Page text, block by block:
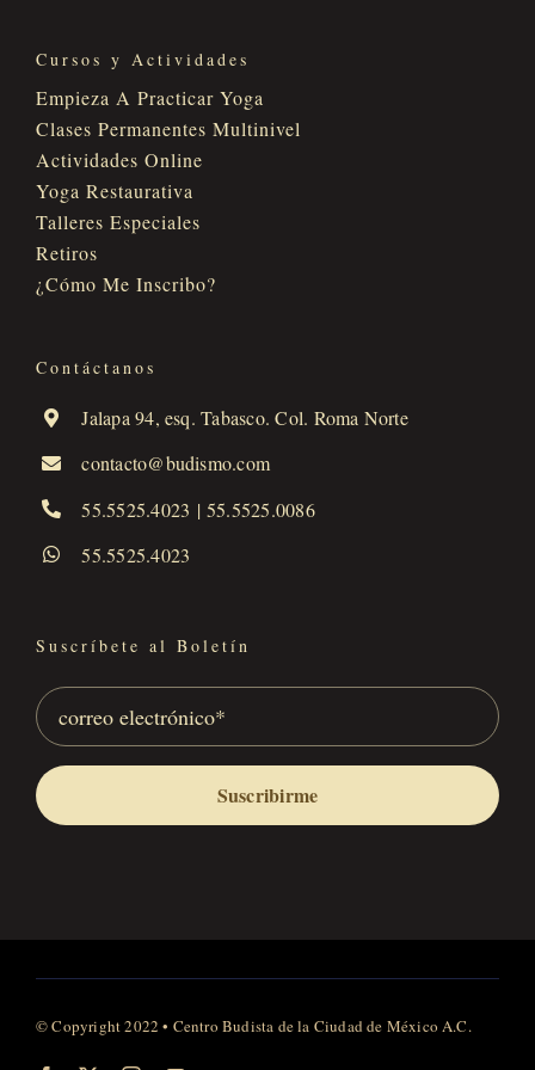
Cursos y Actividades
Empieza A Practicar Yoga
Clases Permanentes Multinivel
Actividades Online
Yoga Restaurativa
Talleres Especiales
Retiros
¿Cómo Me Inscribo?
Contáctanos
Jalapa 94, esq. Tabasco. Col. Roma Norte
contacto@budismo.com
55.5525.4023 | 55.5525.0086
55.5525.4023
Suscríbete al Boletín
Suscribirme
© Copyright 2022 • Centro Budista de la Ciudad de México A.C.